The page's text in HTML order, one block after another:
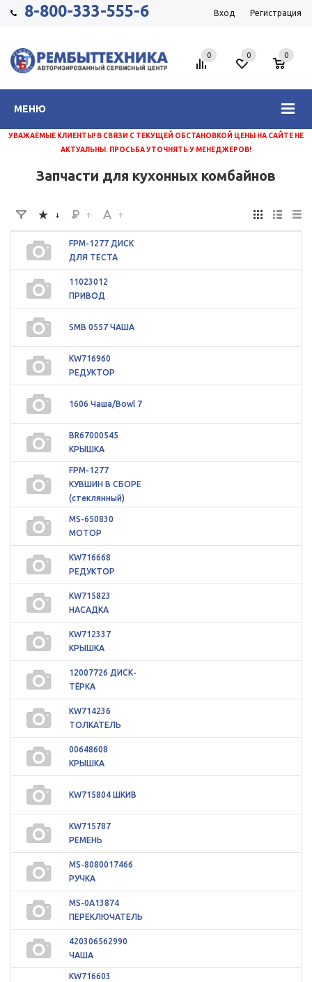
8-800-333-555-6 Вход Регистрация
МЕНЮ
0 0
0
УВАЖАЕМЫЕ КЛИЕНТЫ! В СВЯЗИ С ТЕКУЩЕЙ ОБСТАНОВКОЙ ЦЕНЫ НА САЙТЕ НЕ
АКТУАЛЬНЫ. ПРОСЬБА УТОЧНЯТЬ У МЕНЕДЖЕРОВ!
Запчасти для кухонных комбайнов
FPM-1277 ДИСК
ДЛЯ ТЕСТА
11023012
ПРИВОД
SMB 0557 ЧАША
KW716960
РЕДУКТОР
1606 Чаша/Bowl 7
BR67000545
КРЫШКА
FPM-1277
КУВШИН В СБОРЕ
(стеклянный)
MS-650830
МОТОР
KW716668
РЕДУКТОР
KW715823
НАСАДКА
KW712337
КРЫШКА
12007726 ДИСК-
ТЁРКА
KW714236
ТОЛКАТЕЛЬ
00648608
КРЫШКА
KW715804 ШКИВ
KW715787
РЕМЕНЬ
MS-8080017466
РУЧКА
MS-0A13874
ПЕРЕКЛЮЧАТЕЛЬ
420306562990
ЧАША
KW716603